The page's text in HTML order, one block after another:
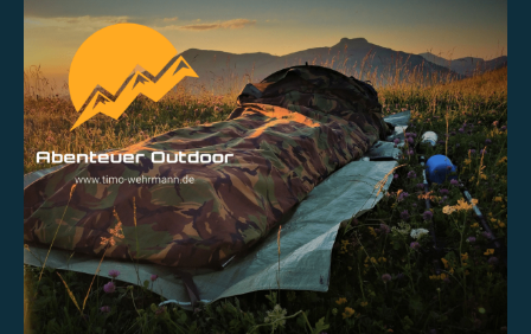
Die
9
besten
Trekking-
Notunterkünfte